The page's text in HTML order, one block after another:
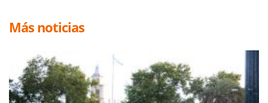
Más noticias